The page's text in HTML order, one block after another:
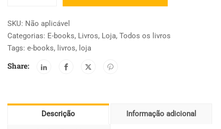
vivem
os
idosos
SKU: Não aplicável
Categorias: E-books, Livros, Loja, Todos os livros
Tags: e-books, livros, loja
Share:
Descrição Informação adicional